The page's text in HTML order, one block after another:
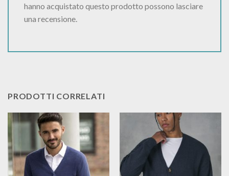
hanno acquistato questo prodotto possono lasciare
una recensione.
PRODOTTI CORRELATI